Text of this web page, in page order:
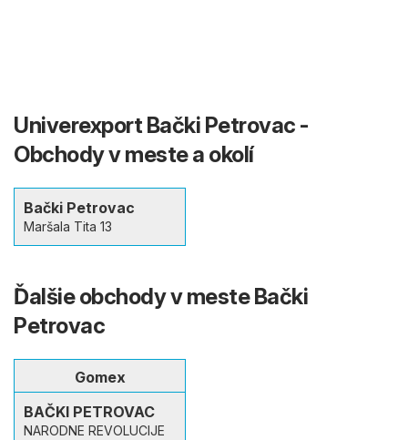
Univerexport Bački Petrovac -
Obchody v meste a okolí
Bački Petrovac
Maršala Tita 13
Ďalšie obchody v meste Bački
Petrovac
Gomex
BAČKI PETROVAC
NARODNE REVOLUCIJE